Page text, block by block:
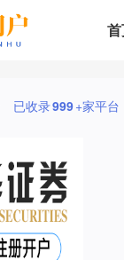
已收录999+家平台